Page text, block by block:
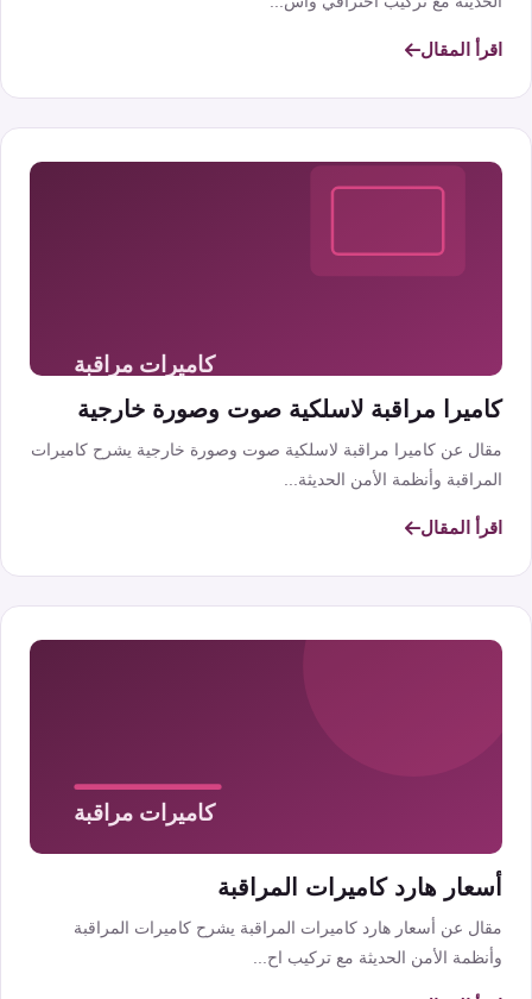
اقرأ المقال
كاميرا مراقبة لاسلكية صوت وصورة خارجية
مقال عن كاميرا مراقبة لاسلكية صوت وصورة خارجية يشرح كاميرات
المراقبة وأنظمة الأمن الحديثة...
اقرأ المقال
أسعار هارد كاميرات المراقبة
مقال عن أسعار هارد كاميرات المراقبة يشرح كاميرات المراقبة
وأنظمة الأمن الحديثة مع تركيب اح...